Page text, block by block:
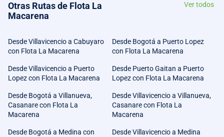
Otras Rutas de Flota La
Macarena
Ver todos
Desde Villavicencio a Cabuyaro
con Flota La Macarena
Desde Bogotá a Puerto Lopez
con Flota La Macarena
Desde Villavicencio a Puerto
Lopez con Flota La Macarena
Desde Puerto Gaitan a Puerto
Lopez con Flota La Macarena
Desde Bogotá a Villanueva,
Casanare con Flota La
Macarena
Desde Villavicencio a Villanueva,
Casanare con Flota La
Macarena
Desde Bogotá a Medina con
Desde Villavicencio a Medina